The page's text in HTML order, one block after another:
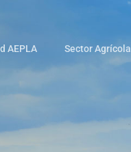
AEPLA Sector Agrícola